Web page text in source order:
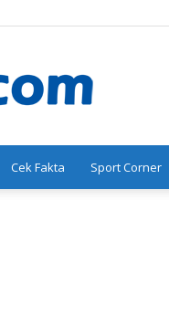
Cek Fakta Sport Corner